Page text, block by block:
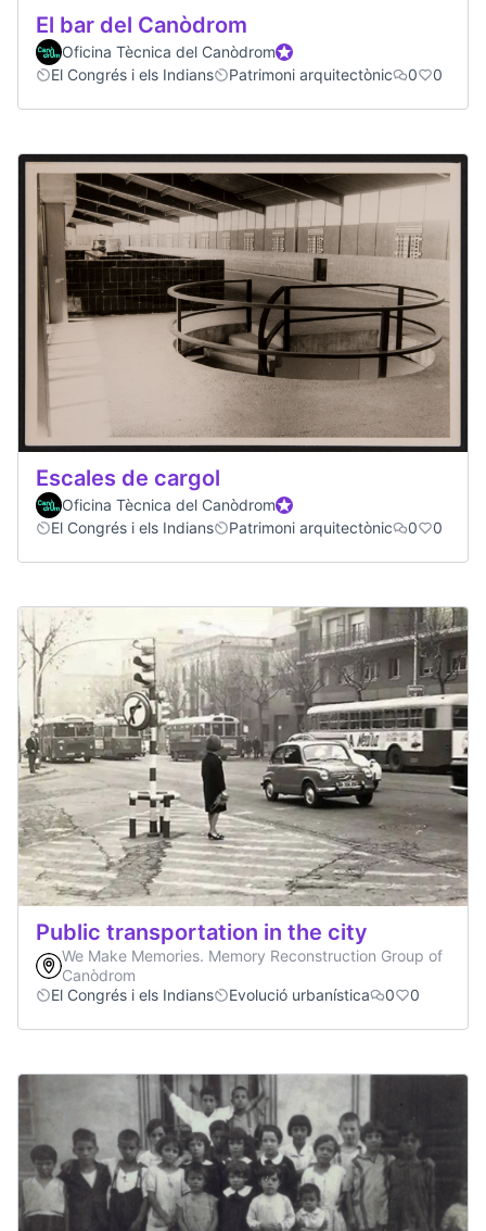
El bar del Canòdrom
Oficina Tècnica del CanòdromOfficial participant
El Congrés i els Indians
Patrimoni arquitectònic 0 0
Escales de cargol
Oficina Tècnica del CanòdromOfficial participant
El Congrés i els Indians
Patrimoni arquitectònic 0 0
Public transportation in the city
We Make Memories. Memory Reconstruction Group of
Canòdrom
El Congrés i els Indians
Evolució urbanística 0 0